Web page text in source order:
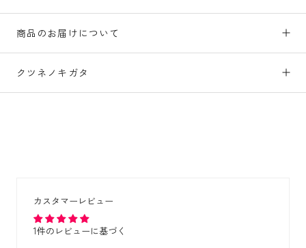
商品のお届けについて
クツネノキガタ
カスタマーレビュー
1件のレビューに基づく